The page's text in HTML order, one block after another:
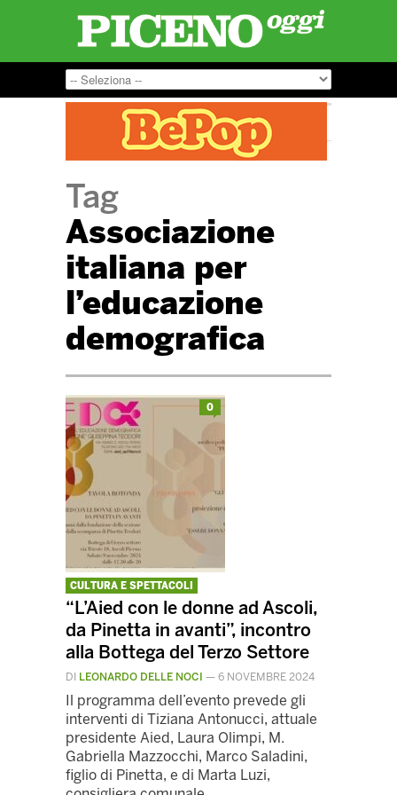
Tag
Associazione
italiana per
l’educazione
demografica
0
CULTURA E SPETTACOLI
“L’Aied con le donne ad Ascoli,
da Pinetta in avanti”, incontro
alla Bottega del Terzo Settore
DI LEONARDO DELLE NOCI — 6 NOVEMBRE 2024
Il programma dell’evento prevede gli
interventi di Tiziana Antonucci, attuale
presidente Aied, Laura Olimpi, M.
Gabriella Mazzocchi, Marco Saladini,
figlio di Pinetta, e di Marta Luzi,